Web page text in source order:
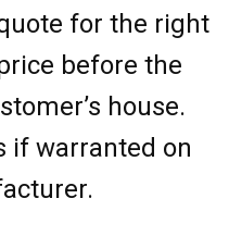
for the right
before the
house.
if warranted on